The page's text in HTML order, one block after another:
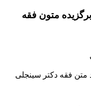
برگزیده متون فقه
متن فقه دکتر سینجلی